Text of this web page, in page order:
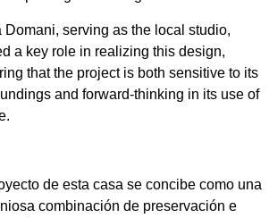
Domani, serving as the local studio,
a key role in realizing this design,
that the project is both sensitive to its
and forward-thinking in its use of
de esta casa se concibe como una
combinación de preservación e